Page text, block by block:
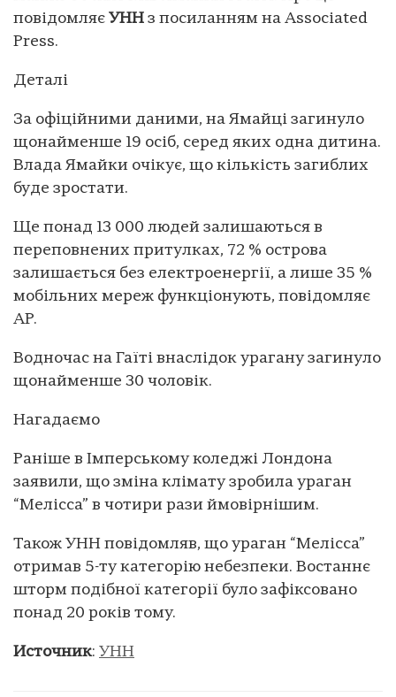
повідомляє УНН з посиланням на Associated
Press.
Деталі
За офіційними даними, на Ямайці загинуло
щонайменше 19 осіб, серед яких одна дитина.
Влада Ямайки очікує, що кількість загиблих
буде зростати.
Ще понад 13 000 людей залишаються в
переповнених притулках, 72 % острова
залишається без електроенергії, а лише 35 %
мобільних мереж функціонують, повідомляє
AP.
Водночас на Гаїті внаслідок урагану загинуло
щонайменше 30 чоловік.
Нагадаємо
Раніше в Імперському коледжі Лондона
заявили, що зміна клімату зробила ураган
“Мелісса” в чотири рази ймовірнішим.
Також УНН повідомляв, що ураган “Мелісса”
отримав 5-ту категорію небезпеки. Востаннє
шторм подібної категорії було зафіксовано
понад 20 років тому.
Источник: УНН